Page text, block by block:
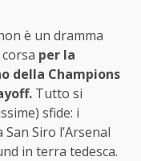
è un dramma
per la
della Champions
Tutto si
sfide: i
Siro l’Arsenal
in terra tedesca.